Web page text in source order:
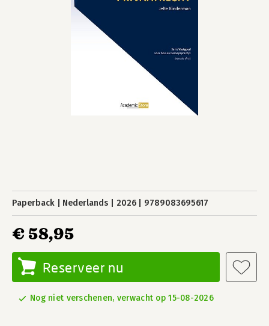
Paperback Nederlands 2026 9789083695617
€ 58,95
Reserveer nu
Nog niet verschenen, verwacht op 15-08-2026